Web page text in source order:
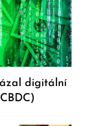
digitální